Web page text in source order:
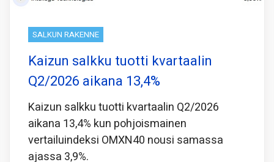
SALKUN RAKENNE
Kaizun salkku tuotti kvartaalin
Q2/2026 aikana 13,4%
Kaizun salkku tuotti kvartaalin Q2/2026
aikana 13,4% kun pohjoismainen
vertailuindeksi OMXN40 nousi samassa
ajassa 3,9%.